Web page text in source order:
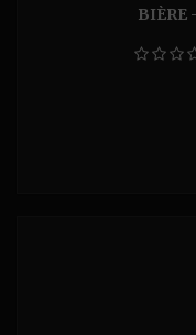
BIÈRE